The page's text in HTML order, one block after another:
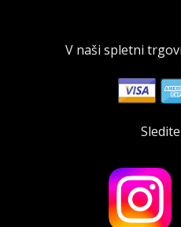
V naši spletni